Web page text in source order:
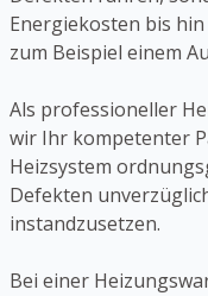
Energiekosten bis
zum Beispiel einem
Als professioneller
wir Ihr kompetenter
Heizsystem
Defekten
instandzusetzen.
Bei einer